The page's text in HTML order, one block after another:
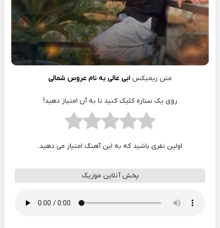
متن ریمیکس ابی عالی به نام عروس شمالی
روی یک ستاره کلیک کنید تا به آن امتیاز دهید!
اولین نفری باشید که به این آهنگ امتیاز می دهید.
پخش آنلاین موزیک